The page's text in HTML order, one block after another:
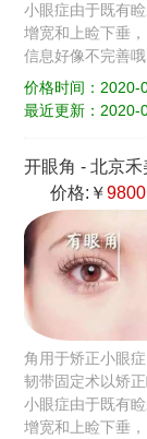
小眼症由于既有
增宽和上睑下垂
信息好像不完善
价格时间：2020-
最近更新：2020-
开眼角 -北京禾
价格:￥9800
角用于矫正小眼
韧带固定术以矫
小眼症由于既有
增宽和上睑下垂